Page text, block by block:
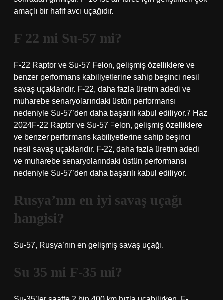
amaçlı bir hafif avcı uçağıdır.
F 22 mi Su-57 mi?
F-22 Raptor ve Su-57 Felon, gelişmiş özelliklere ve
benzer performans kabiliyetlerine sahip beşinci nesil
savaş uçaklarıdır. F-22, daha fazla üretim adedi ve
muharebe senaryolarındaki üstün performansı
nedeniyle Su-57’den daha başarılı kabul ediliyor.7 Haz
2024F-22 Raptor ve Su-57 Felon, gelişmiş özelliklere
ve benzer performans kabiliyetlerine sahip beşinci
nesil savaş uçaklarıdır. F-22, daha fazla üretim adedi
ve muharebe senaryolarındaki üstün performansı
nedeniyle Su-57’den daha başarılı kabul ediliyor.
Rusya’nın en iyi savaş uçağı
hangisi?
Su-57, Rusya’nın en gelişmiş savaş uçağı.
Su 35 mi F-35 mi?